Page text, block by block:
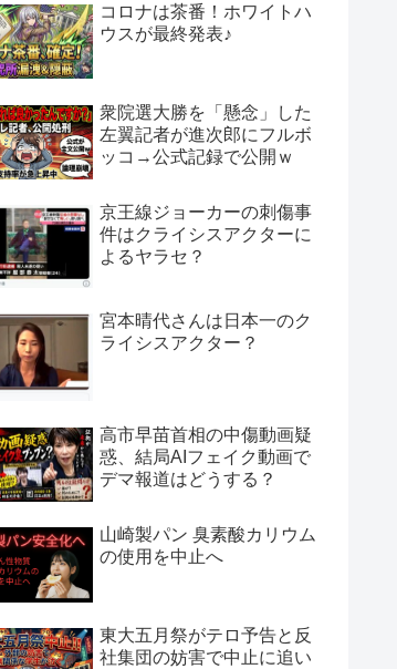
コロナは茶番！ホワイトハ
ウスが最終発表♪
衆院選大勝を「懸念」した
左翼記者が進次郎にフルボ
ッコ→公式記録で公開ｗ
京王線ジョーカーの刺傷事
件はクライシスアクターに
よるヤラセ？
宮本晴代さんは日本一のク
ライシスアクター？
高市早苗首相の中傷動画疑
惑、結局AIフェイク動画で
デマ報道はどうする？
山崎製パン 臭素酸カリウム
の使用を中止へ
東大五月祭がテロ予告と反
社集団の妨害で中止に追い